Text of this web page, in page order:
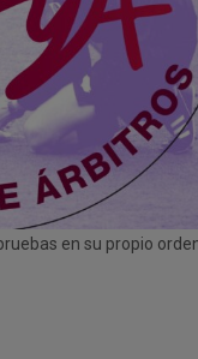
en su propio